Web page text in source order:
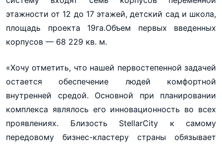
этажности от 12 до 17 этажей, детский сад и школа,
площадь проекта 19га.Объем первых введенных
корпусов — 68 229 кв. м.
«Хочу отметить, что нашей первостепенной задачей
остается обеспечение людей комфортной
внутренней средой. Основной при планировании
комплекса являлось его инновационность во всех
проявлениях. Близость StellarCity к самому
передовому бизнес-кластеру страны обязывает